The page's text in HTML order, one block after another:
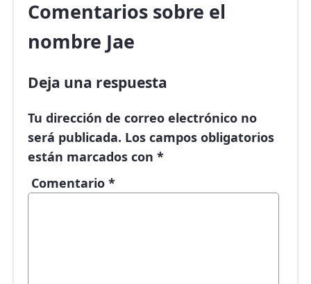
Comentarios sobre el
nombre Jae
Deja una respuesta
Tu dirección de correo electrónico no
será publicada. Los campos obligatorios
están marcados con *
Comentario *